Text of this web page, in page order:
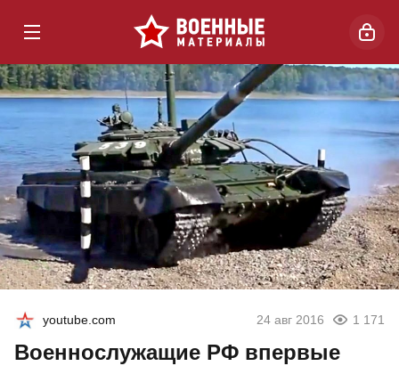
youtube.com 24 авг 2016 1 171
Военнослужащие РФ впервые